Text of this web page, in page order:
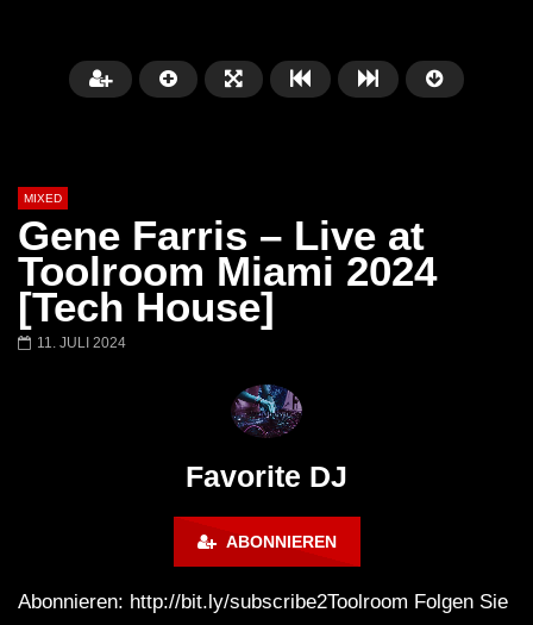
MIXED
Gene Farris – Live at
Toolroom Miami 2024
[Tech House]
11. JULI 2024
Favorite DJ
ABONNIEREN
Abonnieren: http://bit.ly/subscribe2Toolroom Folgen Sie